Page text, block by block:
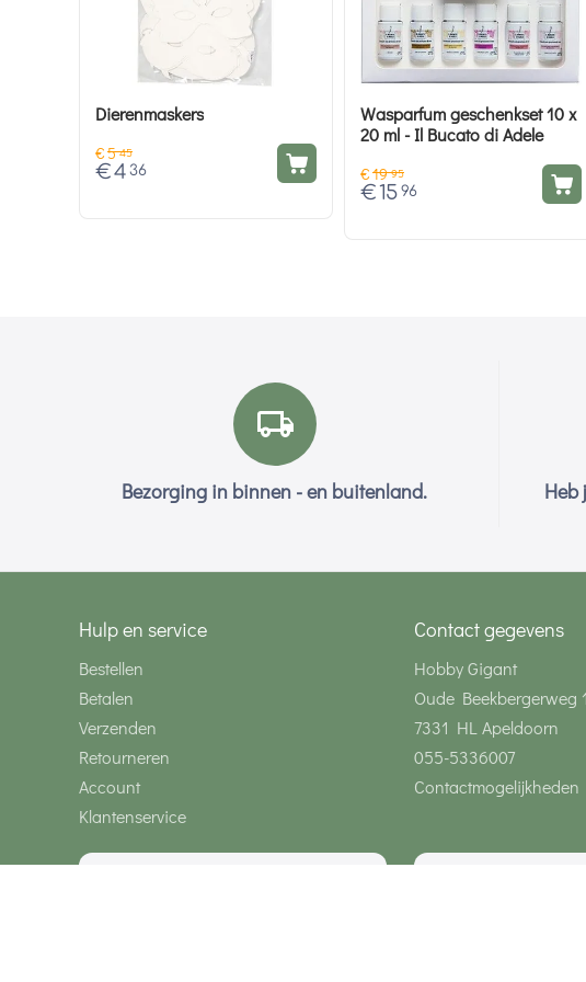
Dierenmaskers
€5 45
€4 36
Wasparfum geschenkset 10 x
20 ml - Il Bucato di Adele
€19 95
€15 96
Bezorging in binnen - en buitenland. Heb
Hulp en service
Bestellen
Betalen
Verzenden
Retourneren
Account
Klantenservice
Contact gegevens
Hobby Gigant
Oude Beekbergerweg
7331 HL Apeldoorn
055-5336007
Contactmogelijkheden